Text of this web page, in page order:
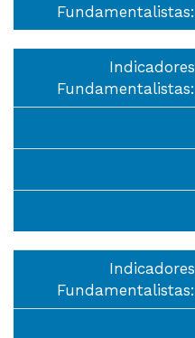
Fundamentalistas:
Indicadores
Fundamentalistas:
Indicadores
Fundamentalistas: